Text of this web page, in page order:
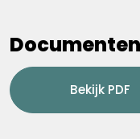
Documenten
Bekijk PDF